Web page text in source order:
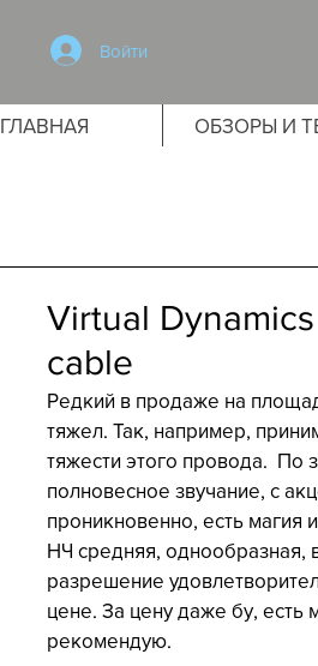
Войти
ГЛАВНАЯ ОБЗОРЫ И
Virtual
cable
Редкий в продаже на
тяжел. Так, например,
тяжести этого провода.  По
полновесное звучание, с
проникновенно, есть магия
НЧ средняя, однообразная,
разрешение
цене. За цену даже бу, есть
рекомендую.